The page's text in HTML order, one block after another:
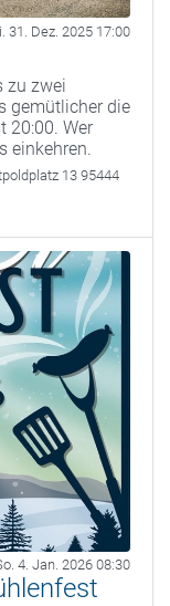
31. Dez. 2025 17:00
zu zwei
gemütlicher die
20:00. Wer
einkehren.
13 95444
4. Jan. 2026 08:30